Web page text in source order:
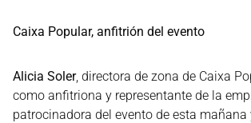
Caixa Popular, anfitrión del evento
Alicia Soler, directora de zona de Caixa
como anfitriona y representante de la
patrocinadora del evento de esta